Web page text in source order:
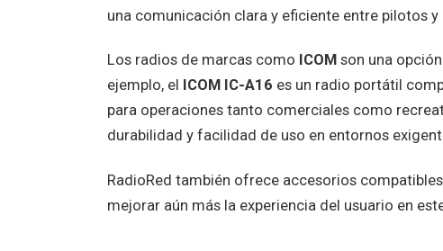
una comunicación clara y eficiente entre pilotos y
Los radios de marcas como ICOM son una
ejemplo, el
ICOM IC-A16 es un radio portátil
para operaciones tanto comerciales como
durabilidad y facilidad de uso en entornos
RadioRed también ofrece accesorios
mejorar aún más la experiencia del usuario en